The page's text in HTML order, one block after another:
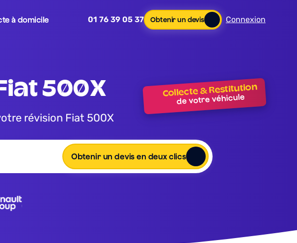
à domicile 01 76 39 05 37 Obtenir un devis Connexion
500X
révision Fiat 500X
Collecte & Restitution
de votre véhicule
Obtenir un devis en deux clics